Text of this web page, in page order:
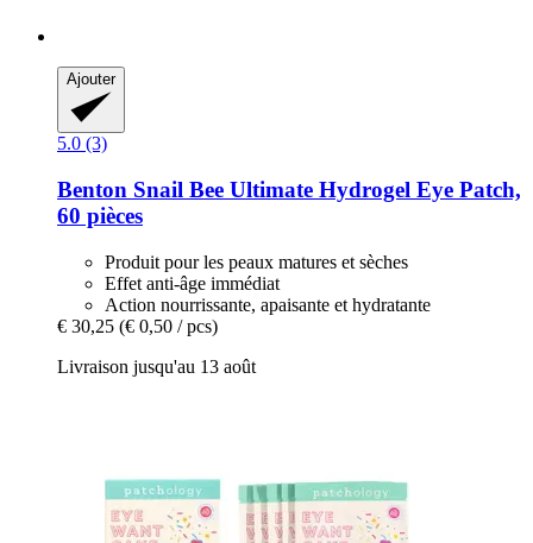
Ajouter
5.0 (3)
Benton Snail Bee Ultimate Hydrogel Eye Patch,
60 pièces
Produit pour les peaux matures et sèches
Effet anti-âge immédiat
Action nourrissante, apaisante et hydratante
€ 30,25 (€ 0,50 / pcs)
Livraison jusqu'au 13 août